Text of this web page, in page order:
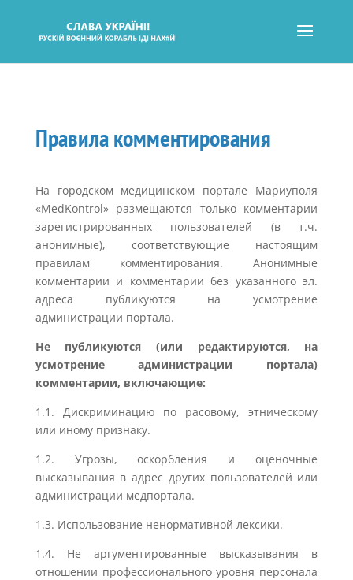
Правила комментирования
На городском медицинском портале Мариуполя
«MedKontrol» размещаются только комментарии
зарегистрированных пользователей (в т.ч.
анонимные), соответствующие настоящим
правилам комментирования.Анонимные
комментарии и комментарии без указанного эл.
адреса публикуются на усмотрение
администрации портала.
Не публикуются (или редактируются, на
усмотрение администрации портала)
комментарии, включающие:
1.1. Дискриминацию по расовому, этническому
или иному признаку.
1.2. Угрозы, оскорбления и оценочные
высказывания в адрес других пользователей или
администрации медпортала.
1.3. Использование ненормативной лексики.
1.4. Не аргументированные высказывания в
отношении профессионального уровня персонала